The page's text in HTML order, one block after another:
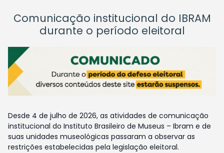
Comunicação institucional do IBRAM
durante o período eleitoral
Desde 4 de julho de 2026, as atividades de comunicação
institucional do Instituto Brasileiro de Museus – Ibram e de
suas unidades museológicas passaram a observar as
restrições estabelecidas pela legislação eleitoral.